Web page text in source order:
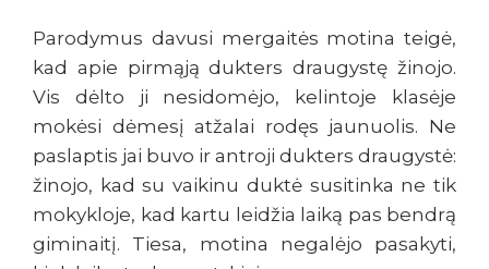
Parodymus davusi mergaitės motina teigė,
kad apie pirmąją dukters draugystę žinojo.
Vis dėlto ji nesidomėjo, kelintoje klasėje
mokėsi dėmesį atžalai rodęs jaunuolis. Ne
paslaptis jai buvo ir antroji dukters draugystė:
žinojo, kad su vaikinu duktė susitinka ne tik
mokykloje, kad kartu leidžia laiką pas bendrą
giminaitį. Tiesa, motina negalėjo pasakyti,